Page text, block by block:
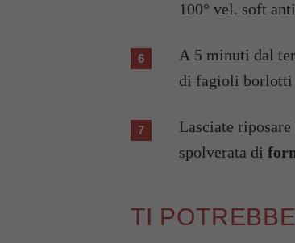
100° vel. soft
A 5 minuti dal
di fagioli borlotti
Lasciate
spolverata di
TI